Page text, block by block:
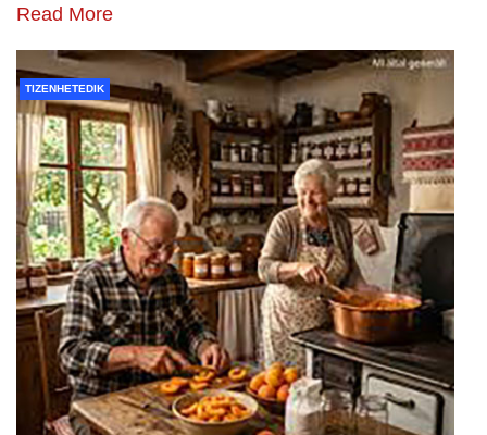
Read More
TIZENHETEDIK